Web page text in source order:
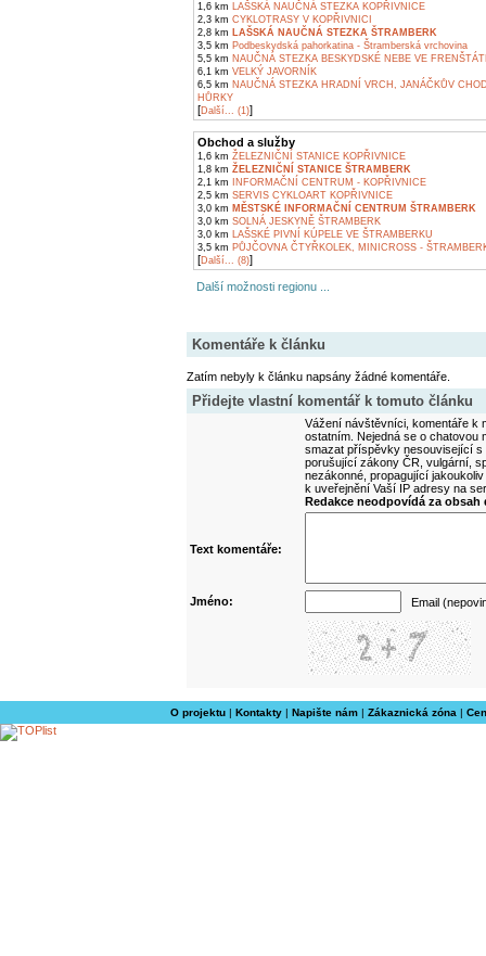
1,6 km LAŠSKÁ NAUČNÁ STEZKA KOPŘIVNICE
2,3 km CYKLOTRASY V KOPŘIVNICI
2,8 km LAŠSKÁ NAUČNÁ STEZKA ŠTRAMBERK
3,5 km Podbeskydská pahorkatina - Štramberská vrchovina
5,5 km NAUČNÁ STEZKA BESKYDSKÉ NEBE VE
6,1 km VELKÝ JAVORNÍK
6,5 km NAUČNÁ STEZKA HRADNÍ VRCH, JANÁČKŮV
HŮRKY
[Další... (1)]
Obchod a služby
1,6 km ŽELEZNIČNÍ STANICE KOPŘIVNICE
1,8 km ŽELEZNIČNÍ STANICE ŠTRAMBERK
2,1 km INFORMAČNÍ CENTRUM - KOPŘIVNICE
2,5 km SERVIS CYKLOART KOPŘIVNICE
3,0 km MĚSTSKÉ INFORMAČNÍ CENTRUM ŠTRAMBERK
3,0 km SOLNÁ JESKYNĚ ŠTRAMBERK
3,0 km LAŠSKÉ PIVNÍ KÚPELE VE ŠTRAMBERKU
3,5 km PŮJČOVNA ČTYŘKOLEK, MINICROSS -
[Další... (8)]
Další možnosti regionu ...
Komentáře k článku
Zatím nebyly k článku napsány žádné komentáře.
Přidejte vlastní komentář k tomuto článku
Vážení návštěvníci, komentáře k
ostatním. Nejedná se o
smazat příspěvky nesouvisející
porušující zákony ČR, vulgární,
nezákonné, propagující
k uveřejnění Vaší IP adresy na
Redakce neodpovídá za
Text komentáře:
Jméno: Email
O projektu| Kontakty| Napište nám| Zákaznická zóna |